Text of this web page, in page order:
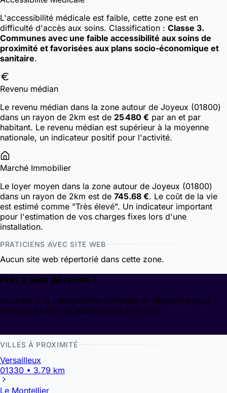
L'accessibilité médicale est faible, cette zone est en
difficulté d'accès aux soins. Classification : Classe 3.
Communes avec une faible accessibilité aux soins de
proximité et favorisées aux plans socio-économique et
sanitaire.
Revenu médian
Le revenu médian dans la zone autour de Joyeux (01800)
dans un rayon de 2km est de 25 480 € par an et par
habitant. Le revenu médian est supérieur à la moyenne
nationale, un indicateur positif pour l'activité.
Marché Immobilier
Le loyer moyen dans la zone autour de Joyeux (01800)
dans un rayon de 2km est de 745.68 €. Le coût de la vie
est estimé comme "Très élevé". Un indicateur important
pour l'estimation de vos charges fixes lors d'une
installation.
PRATICIENS AVEC SITE WEB
Aucun site web répertorié dans cette zone.
Prêt à aller plus loin ?
Accédez à la cartographie complète et interactive pour
explorer toutes les opportunités en France.
VILLES À PROXIMITÉ
Versailleux
01330 • 3.79 km
Le Montellier